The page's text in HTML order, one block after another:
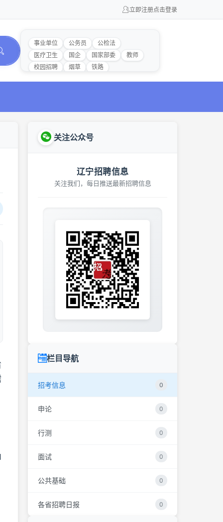
立即注册点击登录
事业单位 公务员
公检法
医疗卫生
国企 国家部委
教师
校园招聘
烟草 铁路
关注公众号
辽宁招聘信息
关注我们，每日推送最新招聘信息
栏目导航
招考信息 0
申论 0
行测 0
面试 0
公共基础 0
各省招聘日报 0